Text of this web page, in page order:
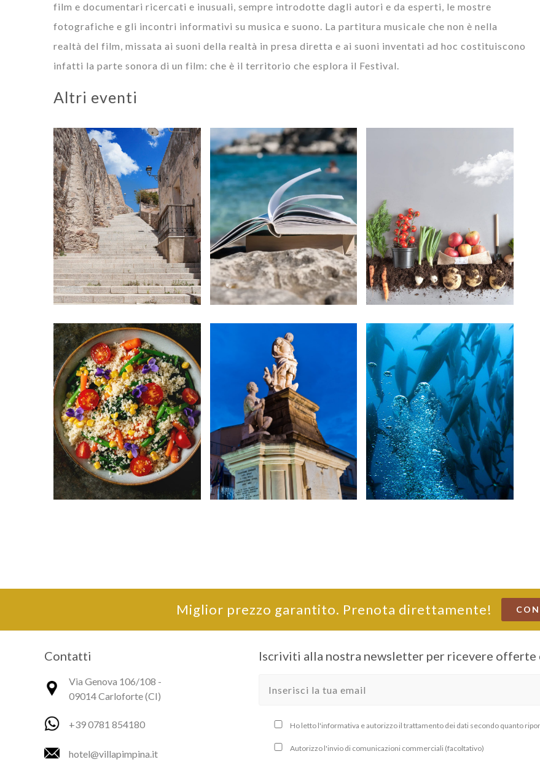
film e documentari ricercati e inusuali, sempre introdotte dagli autori e da esperti, le mostre
fotografiche e gli incontri informativi su musica e suono. La partitura musicale che non è nella
realtà del film, missata ai suoni della realtà in presa diretta e ai suoni inventati ad hoc costituiscono
infatti la parte sonora di un film: che è il territorio che esplora il Festival.
Altri eventi
Miglior prezzo garantito. Prenota direttamente!
Contatti
Via Genova 106/108 -
09014 Carloforte (CI)
+39 0781 854180
hotel@villapimpina.it
Iscriviti alla nostra newsletter per ricevere offerte
Ho letto l'informativa e autorizzo il trattamento dei dati secondo quanto
Autorizzo l'invio di comunicazioni commerciali (facoltativo)